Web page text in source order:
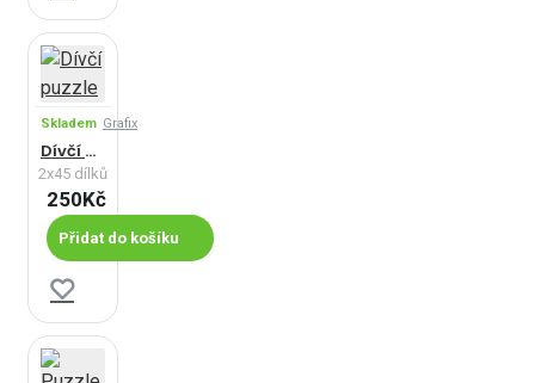
Skladem Grafix
Dívčí puzzle
2x45 dílků
250Kč
Přidat do košíku